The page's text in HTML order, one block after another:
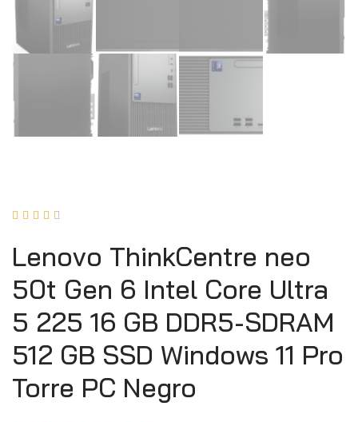
    
Lenovo ThinkCentre neo
50t Gen 6 Intel Core Ultra
5 225 16 GB DDR5-SDRAM
512 GB SSD Windows 11 Pro
Torre PC Negro